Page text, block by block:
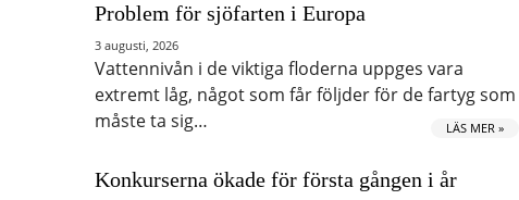
Problem för sjöfarten i Europa
3 augusti, 2026
Vattennivån i de viktiga floderna uppges vara
extremt låg, något som får följder för de fartyg som
måste ta sig…
LÄS MER »
Konkurserna ökade för första gången i år